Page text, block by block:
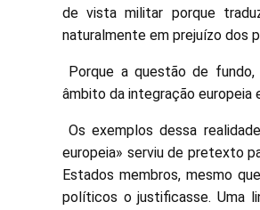
de vista militar porque
naturalmente em prejuízo dos
Porque a questão de
âmbito da integração europeia
Os exemplos dessa
europeia» serviu de pretexto
Estados membros, mesmo
políticos o justificasse. Uma